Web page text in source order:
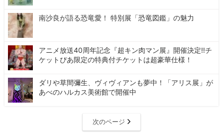
南沙良が語る恐竜愛！ 特別展「恐竜図鑑」の魅力
アニメ放送40周年記念『超キン肉マン展』開催決定‼チ
ケットぴあ限定の特典付チケットは超豪華仕様！
ダリや草間彌生、ヴィヴィアンも夢中！「アリス展」が
あべのハルカス美術館で開催中
次のページ